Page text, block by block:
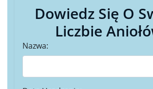
Dowiedz Się O
Liczbie
Nazwa: